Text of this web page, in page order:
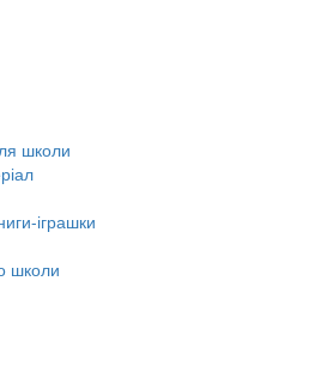
школи
іграшки
школи